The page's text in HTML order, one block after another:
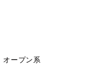
オープン系